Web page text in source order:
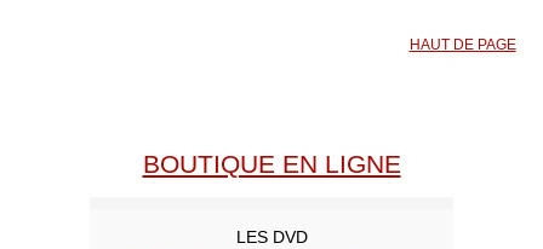
HAUT DE PAGE
BOUTIQUE EN LIGNE
LES DVD